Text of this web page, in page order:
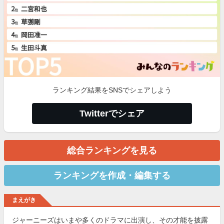
ランキング結果をSNSでシェアしよう
Twitterでシェア
総合ランキングを見る
ランキングを作成・編集する
まえがき
ジャーニーズはいまや多くのドラマに出演し、その才能を披露